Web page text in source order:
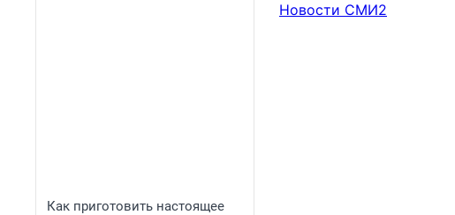
Как приготовить настоящее
Новости СМИ2